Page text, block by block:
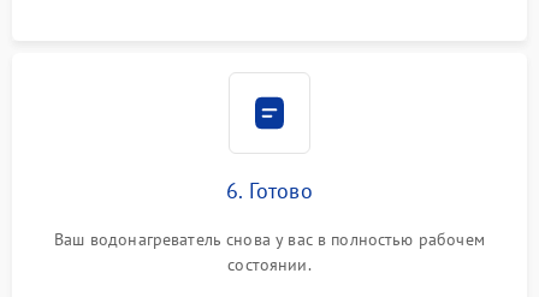
6. Готово
Ваш водонагреватель снова у вас в полностью рабочем
состоянии.